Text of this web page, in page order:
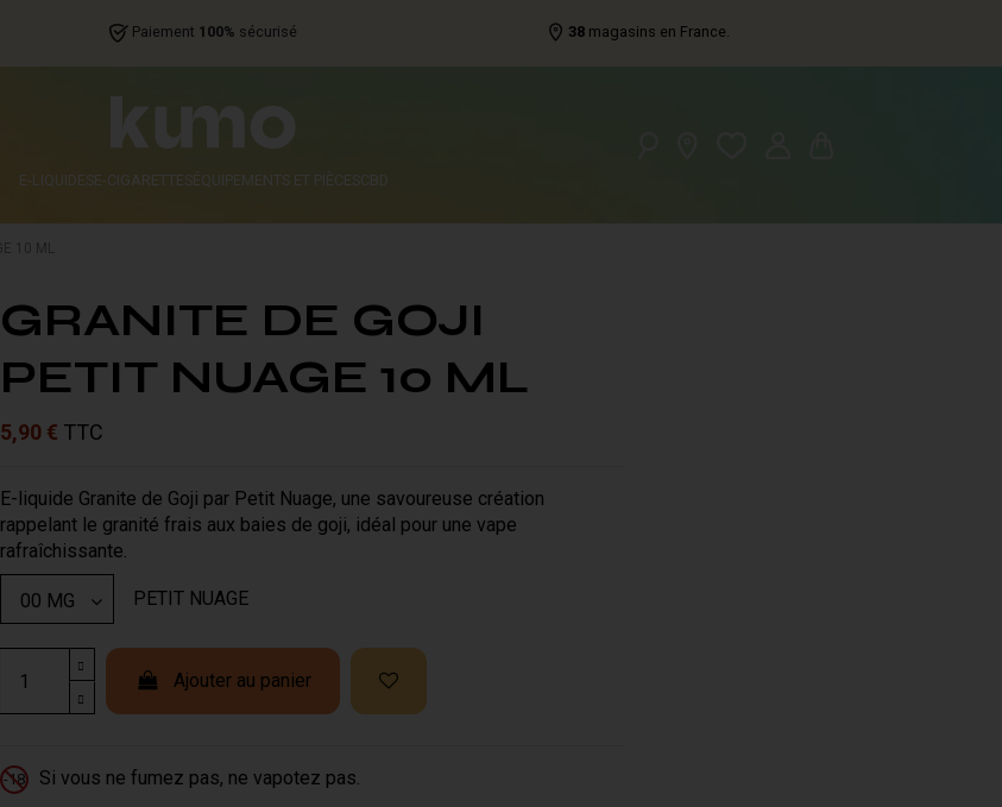
Paiement 100% sécurisé 38 magasins en France.
E-LIQUIDESE-CIGARETTES ÉQUIPEMENTS ET PIÈCES CBD
GRANITE DE GOJI
PETIT NUAGE 10 ML
5,90 € TTC
E-liquide Granite de Goji par Petit Nuage, une savoureuse création
rappelant le granité frais aux baies de goji, idéal pour une vape
rafraîchissante.
PETIT NUAGE
Ajouter au panier
-18 Si vous ne fumez pas, ne vapotez pas.